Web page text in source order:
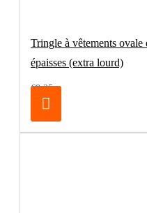
Tringle à vêtements ovale
épaisses (extra lourd)
€8.25